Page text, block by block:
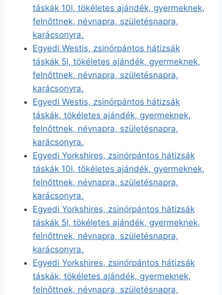
táskák 10l, tökéletes ajándék, gyermeknek,
felnőttnek, névnapra, születésnapra,
karácsonyra.
Egyedi Westis, zsinórpántos hátizsák
táskák 5l, tökéletes ajándék, gyermeknek,
felnőttnek, névnapra, születésnapra,
karácsonyra.
Egyedi Westis, zsinórpántos hátizsák
táskák, tökéletes ajándék, gyermeknek,
felnőttnek, névnapra, születésnapra,
karácsonyra.
Egyedi Yorkshires, zsinórpántos hátizsák
táskák 10l, tökéletes ajándék, gyermeknek,
felnőttnek, névnapra, születésnapra,
karácsonyra.
Egyedi Yorkshires, zsinórpántos hátizsák
táskák 5l, tökéletes ajándék, gyermeknek,
felnőttnek, névnapra, születésnapra,
karácsonyra.
Egyedi Yorkshires, zsinórpántos hátizsák
táskák, tökéletes ajándék, gyermeknek,
felnőttnek, névnapra, születésnapra,